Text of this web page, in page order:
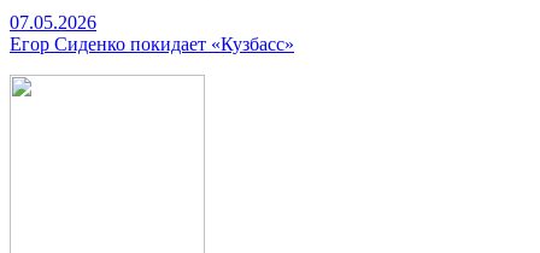
07.05.2026
Егор Сиденко покидает «Кузбасс»